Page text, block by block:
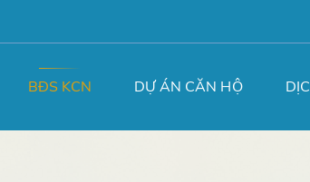
BĐS KCN DỰ ÁN CĂN HỘ